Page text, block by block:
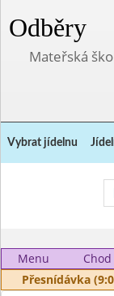
Odběry
Mateřská
Vybrat jídelnu
Menu Chod
Přesnídávka